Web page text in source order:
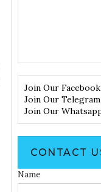
Join Our
Join Our
Join Our
CONTACT
Name